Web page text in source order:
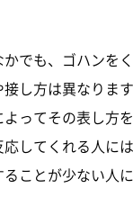
でも、ゴハンを
し方は異なりま
ってその表し方
してくれる人に
ことが少ない人